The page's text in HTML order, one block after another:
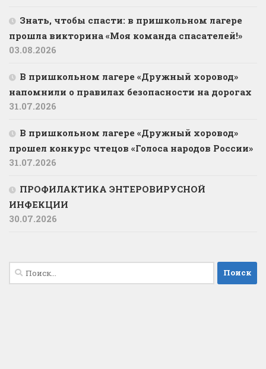
Знать, чтобы спасти: в пришкольном лагере
прошла викторина «Моя команда спасателей!»
03.08.2026
В пришкольном лагере «Дружный хоровод»
напомнили о правилах безопасности на дорогах
31.07.2026
В пришкольном лагере «Дружный хоровод»
прошел конкурс чтецов «Голоса народов России»
31.07.2026
ПРОФИЛАКТИКА ЭНТЕРОВИРУСНОЙ
ИНФЕКЦИИ
30.07.2026
Найти: